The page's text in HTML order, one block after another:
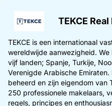
TEKCE
TEKCE is een internationaal
wereldwijde aanwezigheid.
vijf landen; Spanje, Turkije,
Verenigde Arabische
beheerd en zijn eigendom van
250 professionele makelaars,
regels, principes en